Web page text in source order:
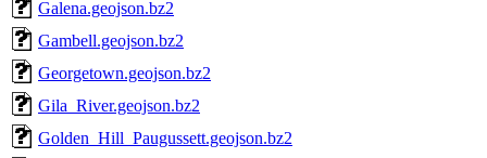
Galena.geojson.bz2
Gambell.geojson.bz2
Georgetown.geojson.bz2
Gila_River.geojson.bz2
Golden_Hill_Paugussett.geojson.bz2